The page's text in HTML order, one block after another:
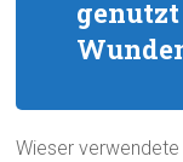
Wieser